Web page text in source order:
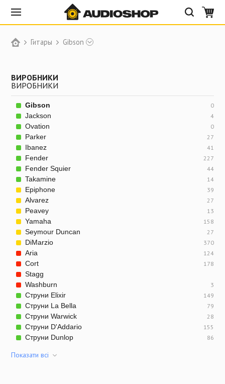
Гитары Gibson
ВИРОБНИКИ
ВИРОБНИКИ
Gibson 0
Jackson 4
Ovation 0
Parker 27
Ibanez 41
Fender 227
Fender Squier 44
Takamine 14
Epiphone 39
Alvarez 27
Peavey 13
Yamaha 158
Seymour Duncan 27
DiMarzio 370
Aria 124
Cort 178
Stagg
Washburn
3
Струни Elixir 149
Струни La Bella 79
Струни Warwick 28
Струни D'Addario 155
Струни Dunlop 86
Показати всi